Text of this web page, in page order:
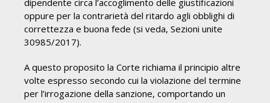
oppure per la contrarietà del ritardo agli obblighi di
correttezza e buona fede (si veda, Sezioni unite
30985/2017).
A questo proposito la Corte richiama il principio altre
volte espresso secondo cui la violazione del termine
per l’irrogazione della sanzione, comportando un